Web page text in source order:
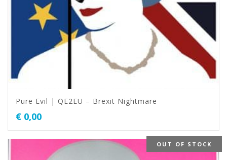
Pure Evil | QE2EU – Brexit Nightmare
€ 0,00
OUT OF STOCK